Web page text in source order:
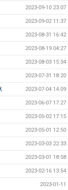
2023-09-10 23:07
2023-09-02 11:37
2023-08-31 16:42
2023-08-19 04:27
2023-08-03 15:34
2023-07-31 18:20
2023-07-04 14:09
2023-06-07 17:27
2023-05-02 17:15
2023-05-01 12:50
2023-03-03 22:33
2023-03-01 18:58
2023-02-16 13:54
2023-01-11